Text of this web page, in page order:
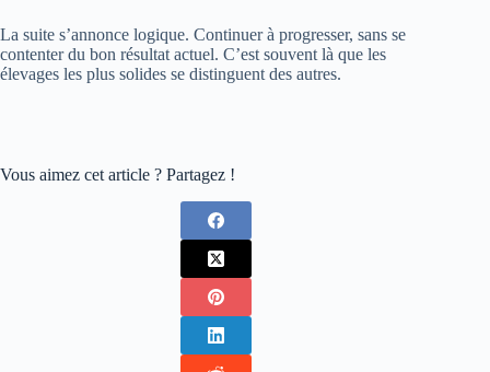
La suite s’annonce logique. Continuer à progresser, sans se
contenter du bon résultat actuel. C’est souvent là que les
élevages les plus solides se distinguent des autres.
Vous aimez cet article ? Partagez !